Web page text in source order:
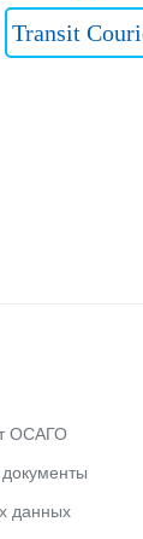
Transit
ОСАГО
данных